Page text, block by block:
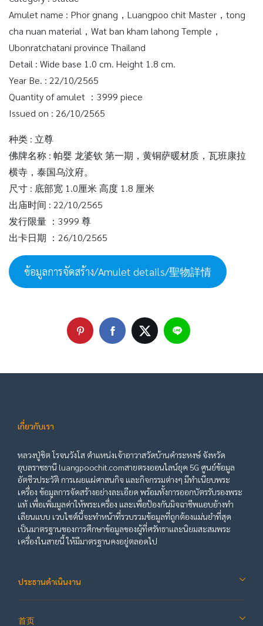
Amulet name : Phor gnang，Luangpoo chit Master，tong
cha nuan material，Wat ban kham lahong Temple，
Ubonratchatani province Thailand
Detail : Wide base 1.0 cm. Height 1.8 cm.
Year Be. : 22/10/2565
Quantity of amulet ：3999 piece
Issued on : 26/10/2565
种类 : 立尊
佛牌名称 : 帕婴 龙婆钦 第一期，黄铜萨暖材质，瓦班康拉
横寺，泰国乌汶府。
尺寸 : 底部宽 1.0厘米 高度 1.8 厘米
出庙时间 : 22/10/2565
发行限量 ：3999 尊
出卡日期 ：26/10/2565
ข้อมูลการจัดสร้าง/Amulet details/聖物詳情
เกี่ยวกับเรา
หลวงปู่ชิต โรจนวังโส ตำแหน่งเจ้าอาวาสวัดบ้านคำระหงษ์ จังหวัด
อุบลราชธานี luangpoochit.comสายตรงออนไลน์ยุค 5G ศูนย์ข้อมูล
อัตชีวประวัติ การเผยแผ่ศาสนกิจ และกิจกรรมต่างๆ มีทำเนียบพระ
เครื่อง ข้อมูลการจัดสร้างอย่างละเอียด พร้อมทั้งการออกบัตรรับรองพระ
แท้ เพื่อเพิ่มมูลค่าให้พระเครื่อง และเพื่อป้องกันมิจฉาชีพแอบอ้างทำ
เลียนแบบ เวบไซต์นี้จะทำหน้าที่รวบรวมข้อมูลที่ถูกต้องแม่นยำที่สุด
เป็นมาตรฐานของการศึกษาข้อมูลของผู้ที่ศรัทธาและนิยมสะสมพระ
เครื่องในสายนี้ ให้มีมาตรฐานคงอยู่ตลอดไป
ประธานดำเนินงาน
首页